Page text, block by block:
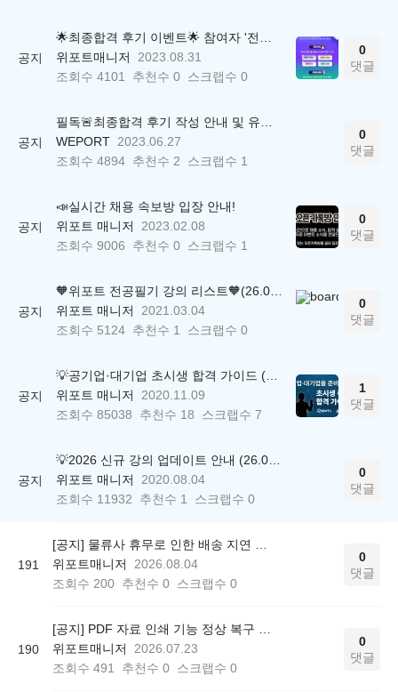
공지
🌟최종합격 후기 이벤트🌟 참여자 '전원' 백화점상품권 증정
위포트매니저
2023.08.31
조회수 4101 추천수 0 스크랩수 0
0
댓글
공지
필독🚨최종합격 후기 작성 안내 및 유의사항
WEPORT 2023.06.27
조회수 4894 추천수 2 스크랩수 1
0
댓글
공지
📣실시간 채용 속보방 입장 안내!
위포트 매니저
2023.02.08
조회수 9006 추천수 0 스크랩수 1
0
댓글
공지
🧡위포트 전공필기 강의 리스트🧡(26.05.22 ver.)
위포트 매니저
2021.03.04
조회수 5124 추천수 1 스크랩수 0
0
댓글
공지
💡공기업·대기업 초시생 합격 가이드 (26.04.21 ver.)
위포트 매니저
2020.11.09
조회수 85038 추천수 18 스크랩수 7
1
댓글
공지
💡2026 신규 강의 업데이트 안내 (26.04.17 ver.)
위포트 매니저
2020.08.04
조회수 11932 추천수 1 스크랩수 0
0
댓글
191
[공지] 물류사 휴무로 인한 배송 지연 안내
위포트매니저
2026.08.04
조회수 200 추천수 0 스크랩수 0
0
댓글
190
[공지] PDF 자료 인쇄 기능 정상 복구 안내
위포트매니저
2026.07.23
조회수 491 추천수 0 스크랩수 0
0
댓글